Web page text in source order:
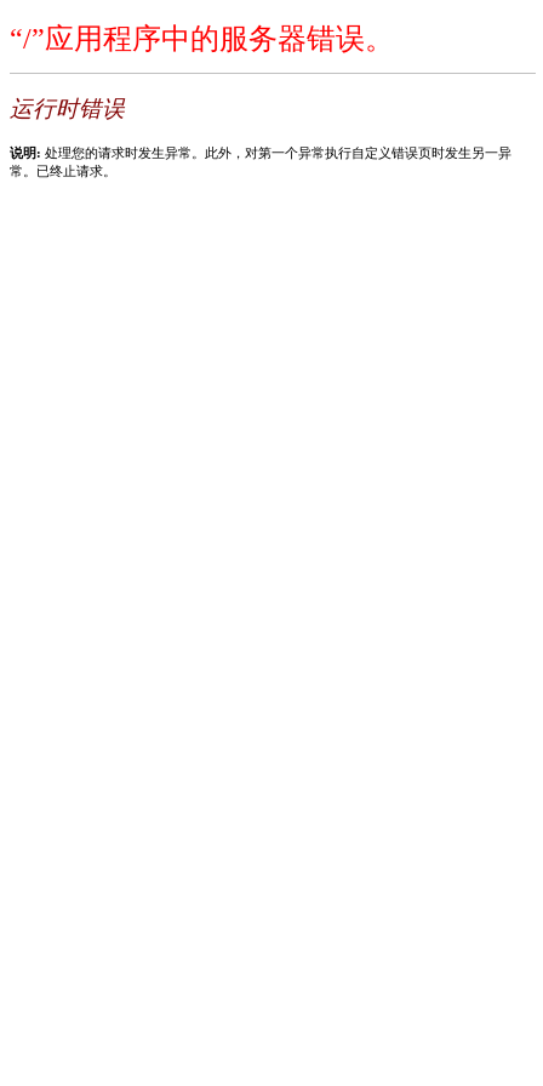
“/”应用程序中的服务器错误。
运行时错误
说明: 处理您的请求时发生异常。此外，对第一个异常执行自定义错误页时发生另一异
常。已终止请求。